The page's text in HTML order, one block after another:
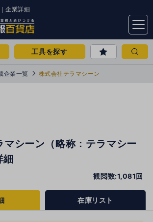
企業詳細
menu
工具を探す
企業一覧 株式会社テラマシーン
マシーン（略称：テラマシー
細
観閲数:1,081回
在庫リスト